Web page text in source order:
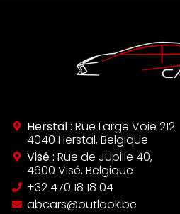
Herstal : Rue Large Voie 212
4040 Herstal, Belgique
Visé : Rue de Jupille 40,
4600 Visé, Belgique
‪+32 470 18 18 04‬
abcars@outlook.be